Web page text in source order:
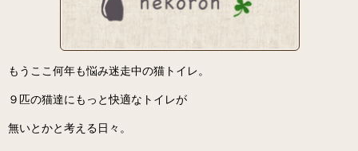
もうここ何年も悩み迷走中の猫トイレ。
９匹の猫達にもっと快適なトイレが
無いとかと考える日々。